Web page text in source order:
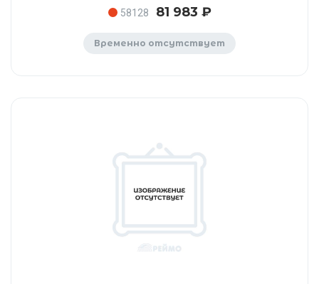
58128 81 983 ₽
Временно отсутствует